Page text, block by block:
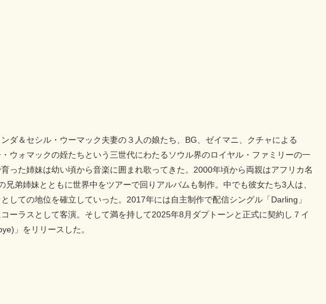
ダ＆セシル・ウーマック夫妻の３人の娘たち、BG、ゼイマニ、クチャによる
ウォマックの姪たちという三世代にわたるソウル界のロイヤル・ファミリーの一
った姉妹は幼い頃から音楽に囲まれ歌ってきた。2000年頃から両親はアフリカ名
弟姉妹とともに世界中をツアーで回りアルバムも制作。中でも彼女たち3人は、
ての地位を確立していった。2017年には自主制作で配信シングル「Darling」
ーラスとして客演。そして満を持して2025年8月ダプトーンと正式に契約し７イ
」をリリースした。